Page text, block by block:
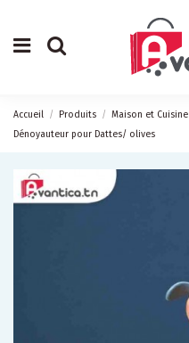
Accueil Produits Maison et Cuisine
Dénoyauteur pour Dattes/ olives